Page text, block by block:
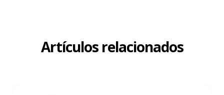
Artículos relacionados